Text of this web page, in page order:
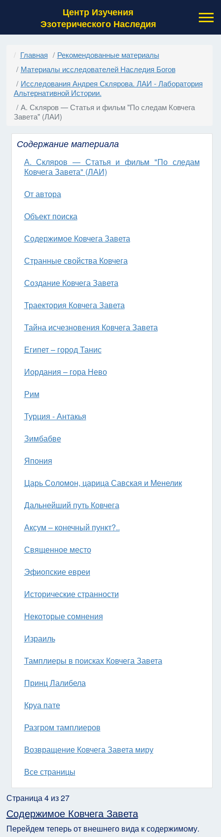
Центр Изучения
Эзотерического Наследия
Главная
Рекомендованные материалы
Материалы исследователей Наследия Богов
Исследования Андрея Склярова. ЛАИ - Лаборатория
Альтернативной Истории.
А. Скляров — Статья и фильм "По следам Ковчега
Завета" (ЛАИ)
Содержание материала
А. Скляров — Статья и фильм "По следам
Ковчега Завета" (ЛАИ)
От автора
Объект поиска
Содержимое Ковчега Завета
Странные свойства Ковчега
Создание Ковчега Завета
Траектория Ковчега Завета
Тайна исчезновения Ковчега Завета
Египет – город Танис
Иордания – гора Нево
Рим
Турция - Антакья
Зимбабве
Япония
Царь Соломон, царица Савская и Менелик
Дальнейший путь Ковчега
Аксум – конечный пункт?..
Священное место
Эфиопские евреи
Исторические странности
Некоторые сомнения
Израиль
Тамплиеры в поисках Ковчега Завета
Принц Лалибела
Круа пате
Разгром тамплиеров
Возвращение Ковчега Завета миру
Все страницы
Страница 4 из 27
Содержимое Ковчега Завета
Перейдем теперь от внешнего вида к содержимому.